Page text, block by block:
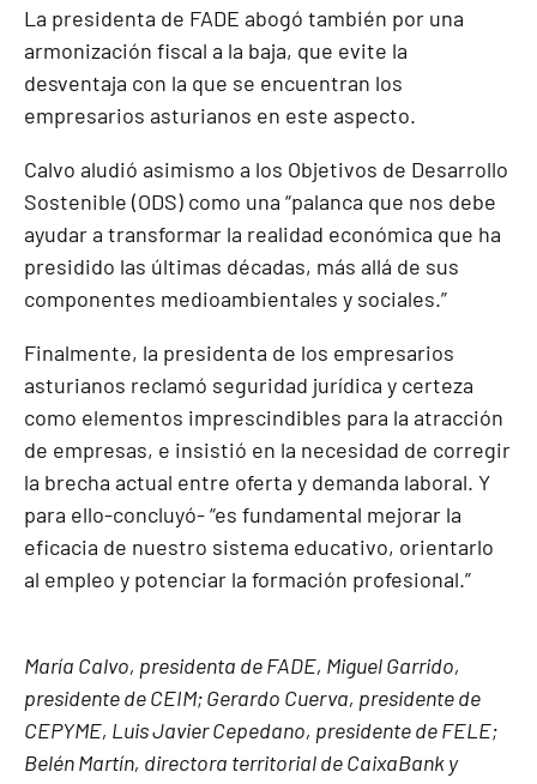
La presidenta de FADE abogó también por una
armonización fiscal a la baja, que evite la
desventaja con la que se encuentran los
empresarios asturianos en este aspecto.
Calvo aludió asimismo a los Objetivos de Desarrollo
Sostenible (ODS) como una “palanca que nos debe
ayudar a transformar la realidad económica que ha
presidido las últimas décadas, más allá de sus
componentes medioambientales y sociales.”
Finalmente, la presidenta de los empresarios
asturianos reclamó seguridad jurídica y certeza
como elementos imprescindibles para la atracción
de empresas, e insistió en la necesidad de corregir
la brecha actual entre oferta y demanda laboral. Y
para ello-concluyó- “es fundamental mejorar la
eficacia de nuestro sistema educativo, orientarlo
al empleo y potenciar la formación profesional.”
María Calvo, presidenta de FADE, Miguel Garrido,
presidente de CEIM;Gerardo Cuerva, presidente de
CEPYME, Luis Javier Cepedano, presidente de FELE;
Belén Martín, directora territorial de CaixaBank y